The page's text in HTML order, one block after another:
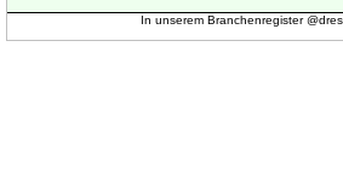
In unserem Branchenregister